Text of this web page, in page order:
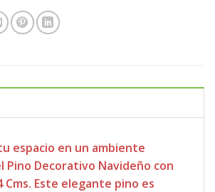
espacio en un ambiente
Pino Decorativo Navideño con
Cms. Este elegante pino es